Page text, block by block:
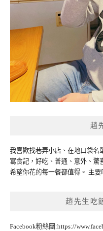
趙
我喜歡找巷弄小店、在地口袋名
寫食記，好吃、普通、意外、
希望你花的每一餐都值得。 主
趙先生吃
Facebook粉絲團:https://